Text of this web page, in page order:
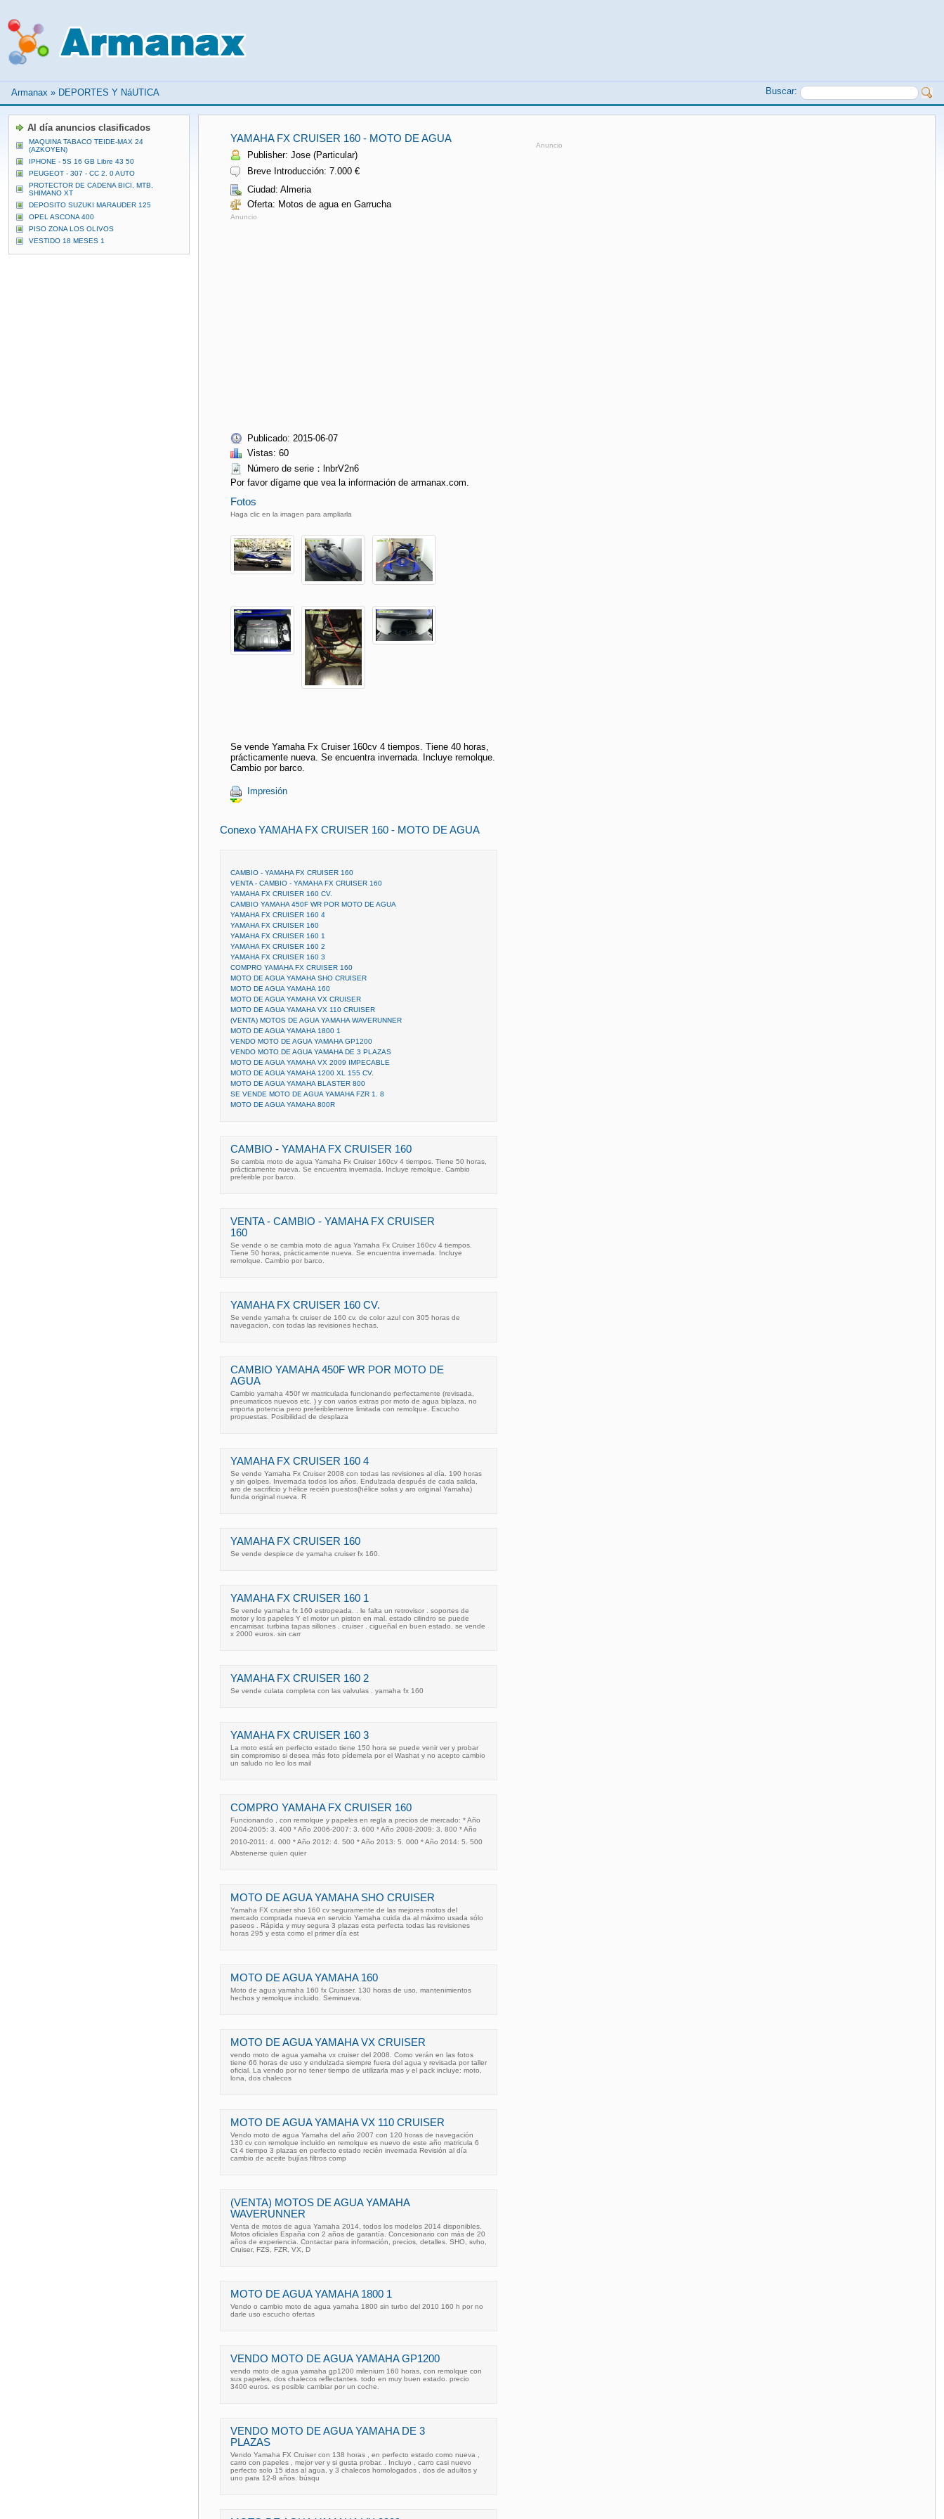
Armanax » DEPORTES Y NáUTICA Buscar:
YAMAHA FX CRUISER 160 - MOTO DE AGUA
Publisher: Jose (Particular)
Breve Introducción: 7.000 €
Ciudad: Almeria
Oferta: Motos de agua en Garrucha
Anuncio
Publicado: 2015-06-07
Vistas: 60
Número de serie：lnbrV2n6
Por favor dígame que vea la información de armanax.com.
Fotos
Haga clic en la imagen para ampliarla
Se vende Yamaha Fx Cruiser 160cv 4 tiempos. Tiene 40 horas,
prácticamente nueva. Se encuentra invernada. Incluye remolque.
Cambio por barco.
Impresión
Anuncio
Conexo YAMAHA FX CRUISER 160 - MOTO DE AGUA
CAMBIO - YAMAHA FX CRUISER 160
VENTA - CAMBIO - YAMAHA FX CRUISER 160
YAMAHA FX CRUISER 160 CV.
CAMBIO YAMAHA 450F WR POR MOTO DE AGUA
YAMAHA FX CRUISER 160 4
YAMAHA FX CRUISER 160
YAMAHA FX CRUISER 160 1
YAMAHA FX CRUISER 160 2
YAMAHA FX CRUISER 160 3
COMPRO YAMAHA FX CRUISER 160
MOTO DE AGUA YAMAHA SHO CRUISER
MOTO DE AGUA YAMAHA 160
MOTO DE AGUA YAMAHA VX CRUISER
MOTO DE AGUA YAMAHA VX 110 CRUISER
(VENTA) MOTOS DE AGUA YAMAHA WAVERUNNER
MOTO DE AGUA YAMAHA 1800 1
VENDO MOTO DE AGUA YAMAHA GP1200
VENDO MOTO DE AGUA YAMAHA DE 3 PLAZAS
MOTO DE AGUA YAMAHA VX 2009 IMPECABLE
MOTO DE AGUA YAMAHA 1200 XL 155 CV.
MOTO DE AGUA YAMAHA BLASTER 800
SE VENDE MOTO DE AGUA YAMAHA FZR 1. 8
MOTO DE AGUA YAMAHA 800R
CAMBIO - YAMAHA FX CRUISER 160
Se cambia moto de agua Yamaha Fx Cruiser 160cv 4 tiempos. Tiene 50 horas,
prácticamente nueva. Se encuentra invernada. Incluye remolque. Cambio
preferible por barco.
VENTA - CAMBIO - YAMAHA FX CRUISER
160
Se vende o se cambia moto de agua Yamaha Fx Cruiser 160cv 4 tiempos.
Tiene 50 horas, prácticamente nueva. Se encuentra invernada. Incluye
remolque. Cambio por barco.
YAMAHA FX CRUISER 160 CV.
Se vende yamaha fx cruiser de 160 cv. de color azul con 305 horas de
navegacion, con todas las revisiones hechas.
CAMBIO YAMAHA 450F WR POR MOTO DE
AGUA
Cambio yamaha 450f wr matriculada funcionando perfectamente (revisada,
pneumaticos nuevos etc. ) y con varios extras por moto de agua biplaza, no
importa potencia pero preferiblemenre limitada con remolque. Escucho
propuestas. Posibilidad de desplaza
YAMAHA FX CRUISER 160 4
Se vende Yamaha Fx Cruiser 2008 con todas las revisiones al día. 190 horas
y sin golpes. Invernada todos los años. Endulzada después de cada salida,
aro de sacrificio y hélice recién puestos(hélice solas y aro original Yamaha)
funda original nueva. R
YAMAHA FX CRUISER 160
Se vende despiece de yamaha cruiser fx 160.
YAMAHA FX CRUISER 160 1
Se vende yamaha fx 160 estropeada. . le falta un retrovisor . soportes de
motor y los papeles Y el motor un piston en mal. estado cilindro se puede
encamisar. turbina tapas sillones . cruiser . cigueñal en buen estado. se vende
x 2000 euros. sin carr
YAMAHA FX CRUISER 160 2
Se vende culata completa con las valvulas . yamaha fx 160
YAMAHA FX CRUISER 160 3
La moto está en perfecto estado tiene 150 hora se puede venir ver y probar
sin compromiso si desea más foto pídemela por el Washat y no acepto cambio
un saludo no leo los mail
COMPRO YAMAHA FX CRUISER 160
Funcionando , con remolque y papeles en regla a precios de mercado: * Año
2004-2005: 3. 400 * Año 2006-2007: 3. 600 * Año 2008-2009: 3. 800 * Año
2010-2011: 4. 000 * Año 2012: 4. 500 * Año 2013: 5. 000 * Año 2014: 5. 500
Abstenerse quien quier
MOTO DE AGUA YAMAHA SHO CRUISER
Yamaha FX cruiser sho 160 cv seguramente de las mejores motos del
mercado comprada nueva en servicio Yamaha cuida da al máximo usada sólo
paseos . Rápida y muy segura 3 plazas esta perfecta todas las revisiones
horas 295 y esta como el primer día est
MOTO DE AGUA YAMAHA 160
Moto de agua yamaha 160 fx Cruisser. 130 horas de uso, mantenimientos
hechos y remolque incluido. Seminueva.
MOTO DE AGUA YAMAHA VX CRUISER
vendo moto de agua yamaha vx cruiser del 2008. Como verán en las fotos
tiene 66 horas de uso y endulzada siempre fuera del agua y revisada por taller
oficial. La vendo por no tener tiempo de utilizarla mas y el pack incluye: moto,
lona, dos chalecos
MOTO DE AGUA YAMAHA VX 110 CRUISER
Vendo moto de agua Yamaha del año 2007 con 120 horas de navegación
130 cv con remolque incluido en remolque es nuevo de este año matricula 6
Ct 4 tiempo 3 plazas en perfecto estado recién invernada Revisión al día
cambio de aceite bujías filtros comp
(VENTA) MOTOS DE AGUA YAMAHA
WAVERUNNER
Venta de motos de agua Yamaha 2014, todos los modelos 2014 disponibles.
Motos oficiales España con 2 años de garantía. Concesionario con más de 20
años de experiencia. Contactar para información, precios, detalles. SHO, svho,
Cruiser, FZS, FZR, VX, D
MOTO DE AGUA YAMAHA 1800 1
Vendo o cambio moto de agua yamaha 1800 sin turbo del 2010 160 h por no
darle uso escucho ofertas
VENDO MOTO DE AGUA YAMAHA GP1200
vendo moto de agua yamaha gp1200 milenium 160 horas, con remolque con
sus papeles, dos chalecos reflectantes. todo en muy buen estado. precio
3400 euros. es posible cambiar por un coche.
VENDO MOTO DE AGUA YAMAHA DE 3
PLAZAS
Vendo Yamaha FX Cruiser con 138 horas , en perfecto estado como nueva ,
carro con papeles , mejor ver y si gusta probar. . Incluyo , carro casi nuevo
perfecto solo 15 idas al agua, y 3 chalecos homologados , dos de adultos y
uno para 12-8 años. búsqu
Al día anuncios clasificados
MAQUINA TABACO TEIDE-MAX 24
(AZKOYEN)
IPHONE - 5S 16 GB Libre 43 50
PEUGEOT - 307 - CC 2. 0 AUTO
PROTECTOR DE CADENA BICI, MTB,
SHIMANO XT
DEPOSITO SUZUKI MARAUDER 125
OPEL ASCONA 400
PISO ZONA LOS OLIVOS
VESTIDO 18 MESES 1